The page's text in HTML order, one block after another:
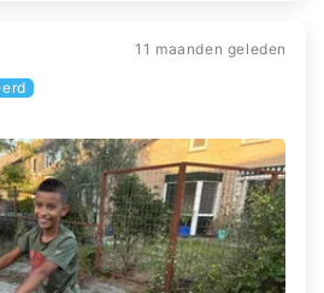
11 maanden geleden